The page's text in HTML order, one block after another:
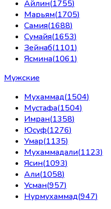
Айлин(1755)
Марьям(1705)
Самия(1688)
Сумайя(1653)
Зейнаб(1101)
Ясмина(1061)
Мужские
Мухаммад(1504)
Мустафа(1504)
Имран(1358)
Юсуф(1276)
Умар(1135)
Мухаммадали(1123)
Ясин(1093)
Али(1058)
Усман(957)
Нурмухаммад(947)